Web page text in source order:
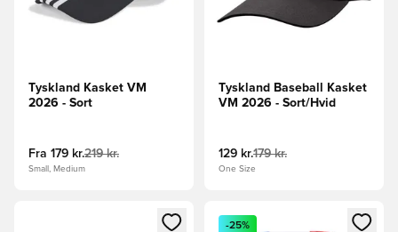
Tyskland Kasket VM
2026 - Sort
Fra 179 kr.219 kr.
Small, Medium
Tyskland Baseball Kasket
VM 2026 - Sort/Hvid
129 kr.179 kr.
One Size
Åbner en Modal til at logge ind eller tilmelde dig som
Åbner en Modal til at logge
-25%